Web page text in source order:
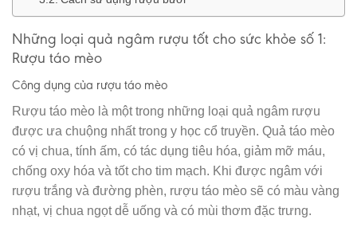
Những loại quả ngâm rượu tốt cho sức khỏe số 1:
Rượu táo mèo
Công dụng của rượu táo mèo
Rượu táo mèo là một trong những loại quả ngâm rượu
được ưa chuộng nhất trong y học cổ truyền. Quả táo mèo
có vị chua, tính ấm, có tác dụng tiêu hóa, giảm mỡ máu,
chống oxy hóa và tốt cho tim mạch. Khi được ngâm với
rượu trắng và đường phèn, rượu táo mèo sẽ có màu vàng
nhạt, vị chua ngọt dễ uống và có mùi thơm đặc trưng.